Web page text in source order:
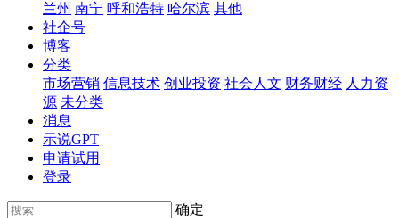
兰州 南宁 呼和浩特 哈尔滨 其他
社企号
博客
分类
市场营销 信息技术 创业投资 社会人文 财务财经 人力资
源 未分类
消息
示说GPT
申请试用
登录
确定